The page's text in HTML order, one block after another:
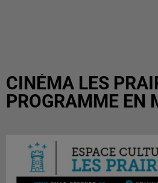
CINÉMA LES
PROGRAMME EN